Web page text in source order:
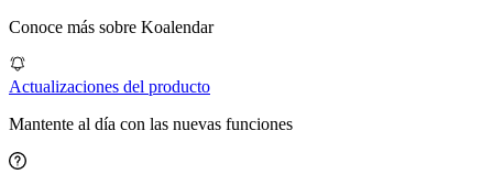
Conoce más sobre Koalendar
Actualizaciones del producto
Mantente al día con las nuevas funciones